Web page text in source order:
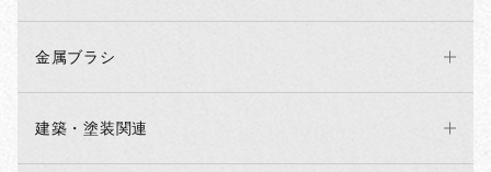
金属ブラシ
建築・塗装関連